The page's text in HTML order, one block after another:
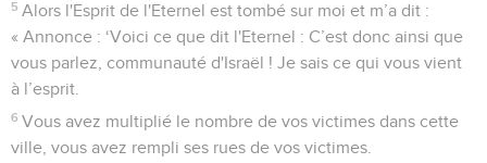
5 Alors l'Esprit de l'Eternel est tombé sur moi et m’a dit :
« Annonce : ‘Voici ce que dit l'Eternel : C’est donc ainsi que
vous parlez, communauté d'Israël ! Je sais ce qui vous vient
à l’esprit.
6 Vous avez multiplié le nombre de vos victimes dans cette
ville, vous avez rempli ses rues de vos victimes.